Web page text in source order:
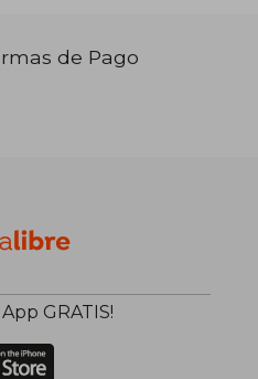
de Pago
GRATIS!